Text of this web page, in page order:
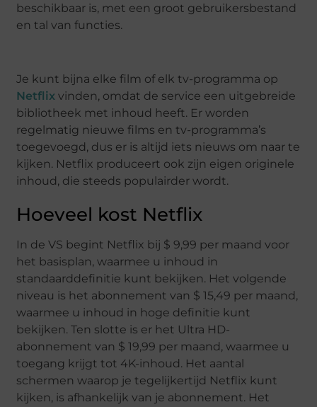
beschikbaar is, met een groot gebruikersbestand
en tal van functies.
Je kunt bijna elke film of elk tv-programma op
Netflixvinden, omdat de service een uitgebreide
bibliotheek met inhoud heeft. Er worden
regelmatig nieuwe films en tv-programma’s
toegevoegd, dus er is altijd iets nieuws om naar te
kijken. Netflix produceert ook zijn eigen originele
inhoud, die steeds populairder wordt.
Hoeveel kost Netflix
In de VS begint Netflix bij $ 9,99 per maand voor
het basisplan, waarmee u inhoud in
standaarddefinitie kunt bekijken. Het volgende
niveau is het abonnement van $ 15,49 per maand,
waarmee u inhoud in hoge definitie kunt
bekijken. Ten slotte is er het Ultra HD-
abonnement van $ 19,99 per maand, waarmee u
toegang krijgt tot 4K-inhoud. Het aantal
schermen waarop je tegelijkertijd Netflix kunt
kijken, is afhankelijk van je abonnement. Het